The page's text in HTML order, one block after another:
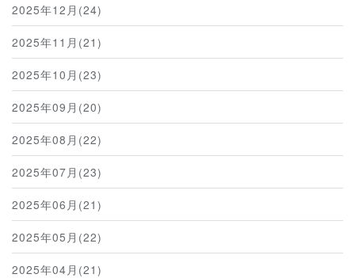
2025年12月(24)
2025年11月(21)
2025年10月(23)
2025年09月(20)
2025年08月(22)
2025年07月(23)
2025年06月(21)
2025年05月(22)
2025年04月(21)